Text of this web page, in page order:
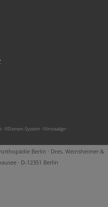
©Damon-System · ©Invisalign ·
Berlin · Dres. Weinsheimer &
· D-12351 Berlin